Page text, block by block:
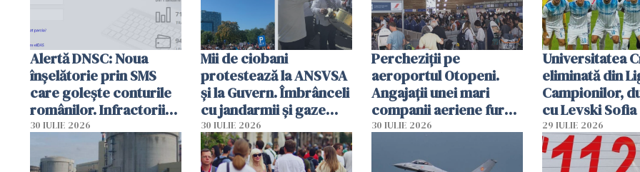
Alertă DNSC: Noua
înșelătorie prin SMS
care golește conturile
românilor. Infractorii
folosesc numele
Ghișeul.ro și al Poliției
Române
30 IULIE 2026
Mii de ciobani
protestează la ANSVSA
și la Guvern. Îmbrânceli
cu jandarmii și gaze
lacrimogene
30 IULIE 2026
Percheziții pe
aeroportul Otopeni.
Angajații unei mari
companii aeriene furau
parfumuri, ceasuri și
vânzării
30 IULIE 2026
Universitatea
eliminată din
Campionilor,
cu Levski Sofia
29 IULIE 2026